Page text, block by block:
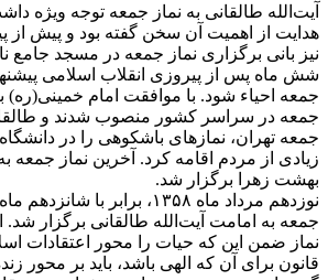
آیت‌الله طالقانی به نماز جمعه توجه ویژه
هدایت از اهمیت آن سخن گفته بود و پیش از
نیز بانی برگزاری نماز جمعه در مسجد جامع
شش ماه پس از پیروزی انقلاب اسلامی
جمعه احیاء شود. با موافقت امام خمینی(ره)
جمعه در سراسر کشور منصوب شدند و
جمعه تهران، نمازهای باشکوهی را در
زیادی از مردم اقامه کرد. آخرین نماز جمعه
بهشت زهرا برگزار شد.
نوزدهم مرداد ماه ۱۳۵۸، برابر
جمعه به امامت آیت‌الله طالقانی برگزار شد.
نماز ضمن این که حیات را محور اعتقادات
قانون برای آن که الهی باشد، باید بر محور